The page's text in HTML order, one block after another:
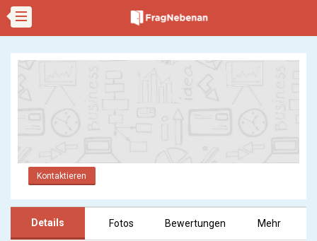
Kontaktieren
Details Fotos Bewertungen Mehr